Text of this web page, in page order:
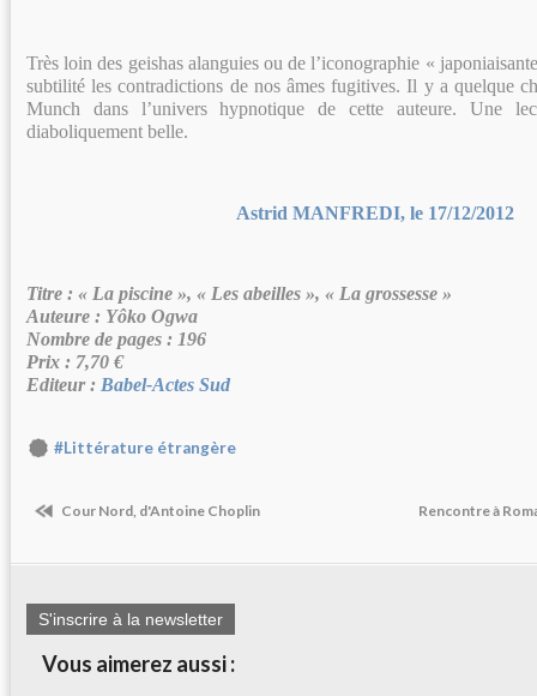
Très loin des geishas alanguies ou de l’iconographie «
subtilité les contradictions de nos âmes fugitives. Il y a quelque
Munch dans l’univers hypnotique de cette auteure. Une
diaboliquement belle.
Astrid MANFREDI, le 17/12/2012
Titre : « La piscine », « Les abeilles », « La grossesse »
Auteure : Yôko Ogwa
Nombre de pages : 196
Prix : 7,70 €
Editeur : Babel-Actes Sud
#Littérature étrangère
Cour Nord, d'Antoine Choplin Rencontre à
S'inscrire à la newsletter
Vous aimerez aussi :